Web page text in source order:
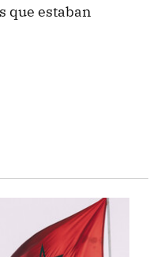
que estaban